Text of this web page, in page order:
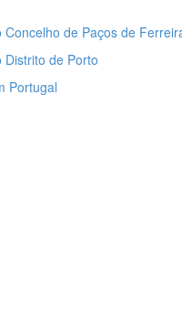
Concelho de Paços de
Distrito de Porto
Portugal